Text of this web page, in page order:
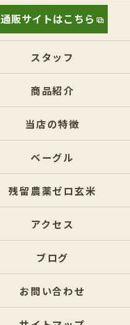
通販サイトはこちら
スタッフ
商品紹介
当店の特徴
ベーグル
残留農薬ゼロ玄米
アクセス
ブログ
お問い合わせ